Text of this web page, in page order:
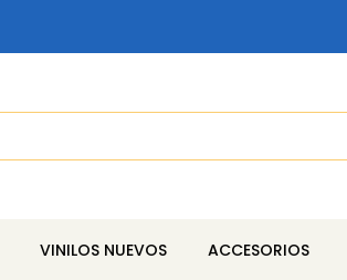
VINILOS NUEVOS ACCESORIOS